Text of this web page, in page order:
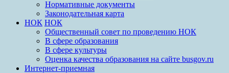
Нормативные документы
Законодательная карта
НОК НОК
Общественный совет по проведению НОК
В сфере образования
В сфере культуры
Оценка качества образования на сайте busgov.ru
Интернет-приемная